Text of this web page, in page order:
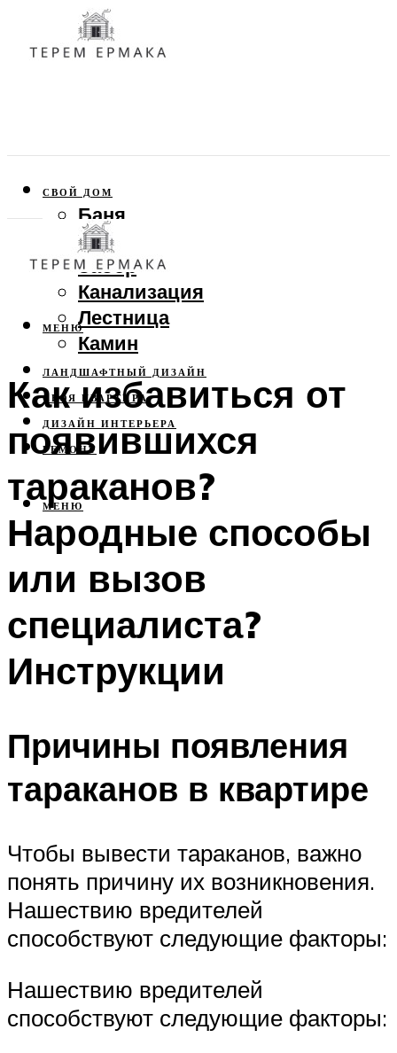
СВОЙ ДОМ
Баня
Веранда
Забор
Канализация
Лестница
Камин
ЛАНДШАФТНЫЙ ДИЗАЙН
СВОЯ КВАРТИРА
ДИЗАЙН ИНТЕРЬЕРА
РЕМОНТ
МЕНЮ
МЕНЮ
Как избавиться от
появившихся
тараканов?
Народные способы
или вызов
специалиста?
Инструкции
Причины появления
тараканов в квартире
Чтобы вывести тараканов, важно
понять причину их возникновения.
Нашествию вредителей
способствуют следующие факторы:
Нашествию вредителей
способствуют следующие факторы: